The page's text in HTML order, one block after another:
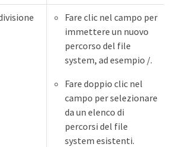
Fare clic nel campo per
immettere un nuovo
percorso del file
system, ad esempio /.
Fare doppio clic nel
campo per selezionare
da un elenco di
percorsi del file
system esistenti.